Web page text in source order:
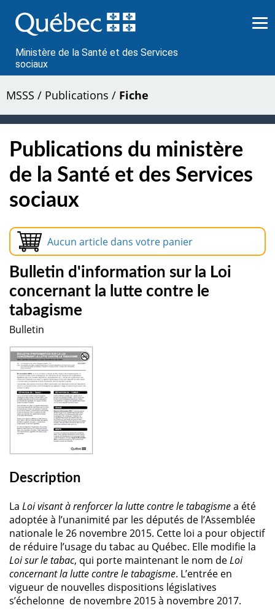
au
contenu
Ministère de la Santé et des Services
sociaux
MSSS / Publications / Fiche
Publications du ministère
de la Santé et des Services
sociaux
Aucun article dans votre panier
Bulletin d'information sur la Loi
concernant la lutte contre le
tabagisme
Bulletin
Description
La Loi visant à renforcer la lutte contre le tabagismea été
adoptée à l’unanimité par les députés de l’Assemblée
nationale le 26 novembre 2015. Cette loi a pour objectif
de réduire l’usage du tabac au Québec. Elle modifie la
Loi sur le tabac, qui porte maintenant le nom deLoi
concernant la lutte contre le tabagisme. L’entrée en
vigueur de nouvelles dispositions législatives
s’échelonne de novembre 2015 à novembre 2017.